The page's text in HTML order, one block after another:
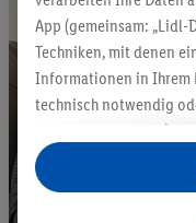
App (gemeinsam:
Techniken, mit denen
Informationen in Ihrem
technisch notwendig
auch durch Partner (u.a.
Verantwortliche; im
insgesamt
Statistik-Erstellung